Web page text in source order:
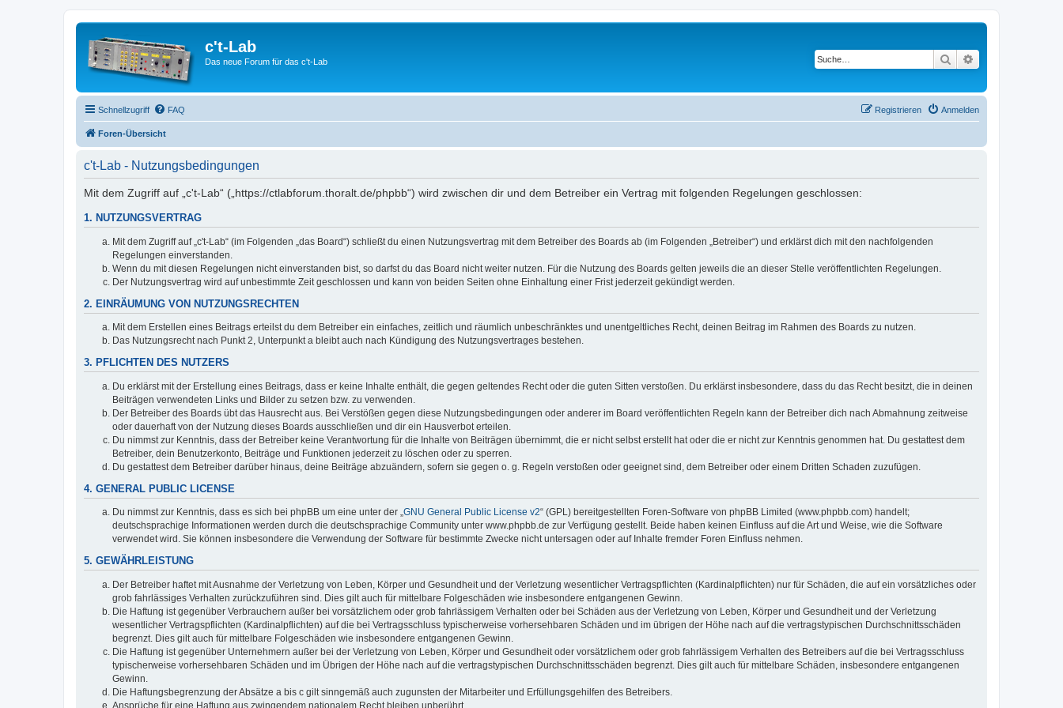
c't-Lab
Das neue Forum für das c't-Lab Suche
Schnellzugriff FAQ Anmelden
Registrieren
Foren-Übersicht
c't-Lab - Nutzungsbedingungen
Mit dem Zugriff auf „c't-Lab“ („https://ctlabforum.thoralt.de/phpbb“) wird zwischen dir und dem Betreiber ein Vertrag mit folgenden Regelungen geschlossen:
1. NUTZUNGSVERTRAG
Mit dem Zugriff auf „c't-Lab“ (im Folgenden „das Board“) schließt du einen Nutzungsvertrag mit dem Betreiber des Boards ab (im Folgenden „Betreiber“) und erklärst dich mit den nachfolgenden
Regelungen einverstanden.
Wenn du mit diesen Regelungen nicht einverstanden bist, so darfst du das Board nicht weiter nutzen. Für die Nutzung des Boards gelten jeweils die an dieser Stelle veröffentlichten Regelungen.
Der Nutzungsvertrag wird auf unbestimmte Zeit geschlossen und kann von beiden Seiten ohne Einhaltung einer Frist jederzeit gekündigt werden.
2. EINRÄUMUNG VON NUTZUNGSRECHTEN
Mit dem Erstellen eines Beitrags erteilst du dem Betreiber ein einfaches, zeitlich und räumlich unbeschränktes und unentgeltliches Recht, deinen Beitrag im Rahmen des Boards zu nutzen.
Das Nutzungsrecht nach Punkt 2, Unterpunkt a bleibt auch nach Kündigung des Nutzungsvertrages bestehen.
3. PFLICHTEN DES NUTZERS
Du erklärst mit der Erstellung eines Beitrags, dass er keine Inhalte enthält, die gegen geltendes Recht oder die guten Sitten verstoßen. Du erklärst insbesondere, dass du das Recht besitzt, die in deinen
Beiträgen verwendeten Links und Bilder zu setzen bzw. zu verwenden.
Der Betreiber des Boards übt das Hausrecht aus. Bei Verstößen gegen diese Nutzungsbedingungen oder anderer im Board veröffentlichten Regeln kann der Betreiber dich nach Abmahnung zeitweise
oder dauerhaft von der Nutzung dieses Boards ausschließen und dir ein Hausverbot erteilen.
Du nimmst zur Kenntnis, dass der Betreiber keine Verantwortung für die Inhalte von Beiträgen übernimmt, die er nicht selbst erstellt hat oder die er nicht zur Kenntnis genommen hat. Du gestattest dem
Betreiber, dein Benutzerkonto, Beiträge und Funktionen jederzeit zu löschen oder zu sperren.
Du gestattest dem Betreiber darüber hinaus, deine Beiträge abzuändern, sofern sie gegen o. g. Regeln verstoßen oder geeignet sind, dem Betreiber oder einem Dritten Schaden zuzufügen.
4. GENERAL PUBLIC LICENSE
Du nimmst zur Kenntnis, dass es sich bei phpBB um eine unter der „GNU General Public License v2“ (GPL) bereitgestellten Foren-Software von phpBB Limited (www.phpbb.com) handelt;
deutschsprachige Informationen werden durch die deutschsprachige Community unter www.phpbb.de zur Verfügung gestellt. Beide haben keinen Einfluss auf die Art und Weise, wie die Software
verwendet wird. Sie können insbesondere die Verwendung der Software für bestimmte Zwecke nicht untersagen oder auf Inhalte fremder Foren Einfluss nehmen.
5. GEWÄHRLEISTUNG
Der Betreiber haftet mit Ausnahme der Verletzung von Leben, Körper und Gesundheit und der Verletzung wesentlicher Vertragspflichten (Kardinalpflichten) nur für Schäden, die auf ein vorsätzliches oder
grob fahrlässiges Verhalten zurückzuführen sind. Dies gilt auch für mittelbare Folgeschäden wie insbesondere entgangenen Gewinn.
Die Haftung ist gegenüber Verbrauchern außer bei vorsätzlichem oder grob fahrlässigem Verhalten oder bei Schäden aus der Verletzung von Leben, Körper und Gesundheit und der Verletzung
wesentlicher Vertragspflichten (Kardinalpflichten) auf die bei Vertragsschluss typischerweise vorhersehbaren Schäden und im übrigen der Höhe nach auf die vertragstypischen Durchschnittsschäden
begrenzt. Dies gilt auch für mittelbare Folgeschäden wie insbesondere entgangenen Gewinn.
Die Haftung ist gegenüber Unternehmern außer bei der Verletzung von Leben, Körper und Gesundheit oder vorsätzlichem oder grob fahrlässigem Verhalten des Betreibers auf die bei Vertragsschluss
typischerweise vorhersehbaren Schäden und im Übrigen der Höhe nach auf die vertragstypischen Durchschnittsschäden begrenzt. Dies gilt auch für mittelbare Schäden, insbesondere entgangenen
Gewinn.
Die Haftungsbegrenzung der Absätze a bis c gilt sinngemäß auch zugunsten der Mitarbeiter und Erfüllungsgehilfen des Betreibers.
Ansprüche für eine Haftung aus zwingendem nationalem Recht bleiben unberührt.